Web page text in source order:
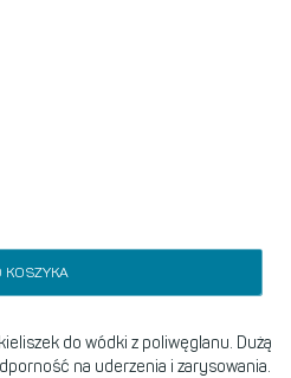
KOSZYKA
do wódki z poliwęglanu. Dużą
na uderzenia i zarysowania.